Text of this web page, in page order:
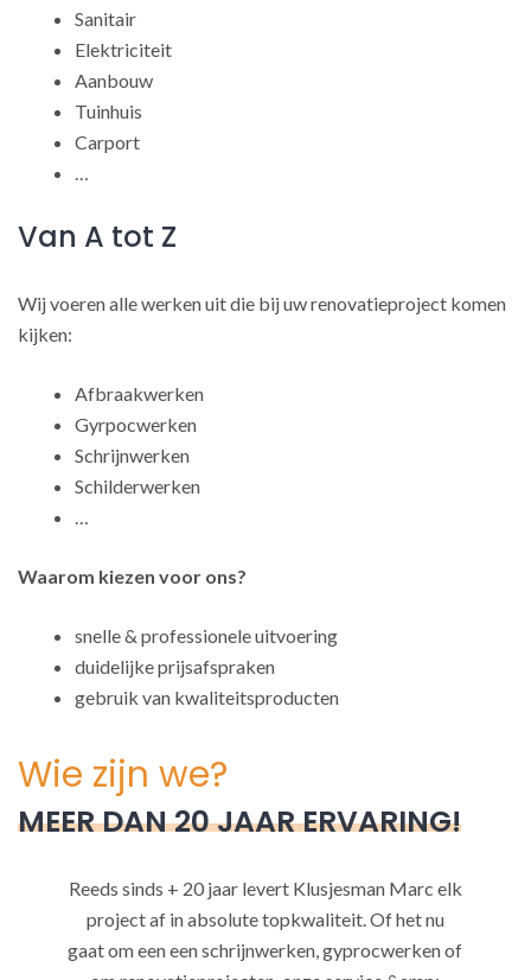
Sanitair
Elektriciteit
Aanbouw
Tuinhuis
Carport
…
Van A tot Z
Wij voeren alle werken uit die bij uw renovatieproject komen
kijken:
Afbraakwerken
Gyrpocwerken
Schrijnwerken
Schilderwerken
…
Waarom kiezen voor ons?
snelle & professionele uitvoering
duidelijke prijsafspraken
gebruik van kwaliteitsproducten
Wie zijn we?
MEER DAN 20 JAAR ERVARING!
Reeds sinds + 20 jaar levert Klusjesman Marc elk
project af in absolute topkwaliteit. Of het nu
gaat om een een schrijnwerken, gyprocwerken of